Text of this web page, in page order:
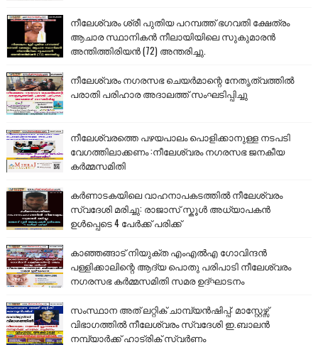
നീലേശ്വരം ശ്രീ പുതിയ പറമ്പത്ത് ഭഗവതി ക്ഷേത്രം
ആചാര സ്ഥാനികൻ നീലായിയിലെ സുകുമാരൻ
അന്തിത്തിരിയൻ (72) അന്തരിച്ചു.
നീലേശ്വരം നഗരസഭ ചെയർമാന്റെ നേതൃത്വത്തിൽ
പരാതി പരിഹാര അദാലത്ത് സംഘടിപ്പിച്ചു
നീലേശ്വരത്തെ പഴയപാലം പൊളിക്കാനുള്ള നടപടി
വേഗത്തിലാക്കണം :നീലേശ്വരം നഗരസഭ ജനകീയ
കർമ്മസമിതി
കർണാടകയിലെ വാഹനാപകടത്തിൽ നീലേശ്വരം
സ്വദേശി മരിച്ചു: രാജാസ് സ്കൂൾ അധ്യാപകൻ
ഉൾപ്പെടെ 4 പേർക്ക് പരിക്ക്
കാഞ്ഞങ്ങാട് നിയുക്ത എംഎൽഎ ഗോവിന്ദൻ
പള്ളിക്കാലിന്റെ ആദ്യ പൊതു പരിപാടി നീലേശ്വരം
നഗരസഭ കർമ്മസമിതി സമര ഉദ്ഘാടനം
സംസ്ഥാന അത് ലറ്റിക് ചാമ്പ്യൻഷിപ്പ്: മാസ്റ്റേഴ്സ്
വിഭാഗത്തിൽ നീലേശ്വരം സ്വദേശി ഇ.ബാലൻ
നമ്പ്യാർക്ക് ഹാട്രിക് സ്വർണം